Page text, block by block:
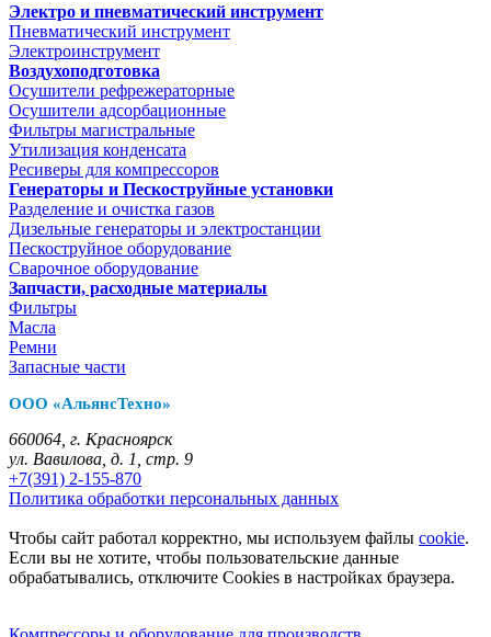
Электро и пневматический инструмент
Пневматический инструмент
Электроинструмент
Воздухоподготовка
Осушители рефрежераторные
Осушители адсорбационные
Фильтры магистральные
Утилизация конденсата
Ресиверы для компрессоров
Генераторы и Пескоструйные установки
Разделение и очистка газов
Дизельные генераторы и электростанции
Пескоструйное оборудование
Сварочное оборудование
Запчасти, расходные материалы
Фильтры
Масла
Ремни
Запасные части
ООО «АльянсТехно»
660064, г. Красноярск
ул. Вавилова, д. 1, стр. 9
+7(391) 2-155-870
Политика обработки персональных данных
Чтобы сайт работал корректно, мы используем файлы cookie.
Если вы не хотите, чтобы пользовательские данные
обрабатывались, отключите Cookies в настройках браузера.